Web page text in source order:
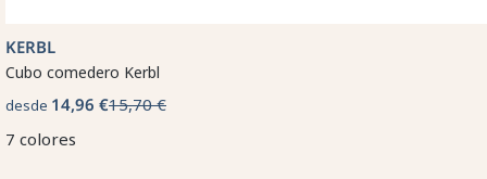
KERBL
Cubo comedero Kerbl
desde 14,96 €15,70 €
7 colores